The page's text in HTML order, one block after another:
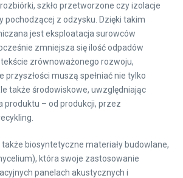
szkło przetworzone czy izolacje
pochodzącej z odzysku. Dzięki takim
jest eksploatacja surowców
zmniejsza się ilość odpadów
zrównoważonego rozwoju,
przyszłości muszą spełniać nie tylko
także środowiskowe, uwzględniając
produktu – od produkcji, przez
także biosyntetyczne materiały budowlane,
która swoje zastosowanie
panelach akustycznych i